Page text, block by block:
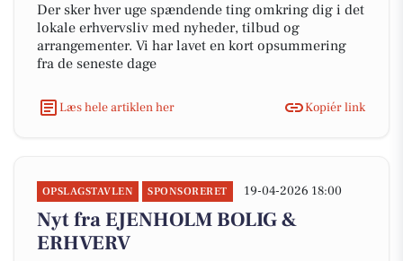
Der sker hver uge spændende ting omkring dig i det
lokale erhvervsliv med nyheder, tilbud og
arrangementer. Vi har lavet en kort opsummering
fra de seneste dage
Læs hele artiklen her Kopiér link
OPSLAGSTAVLEN SPONSORERET 19-04-2026 18:00
Nyt fra EJENHOLM BOLIG &
ERHVERV